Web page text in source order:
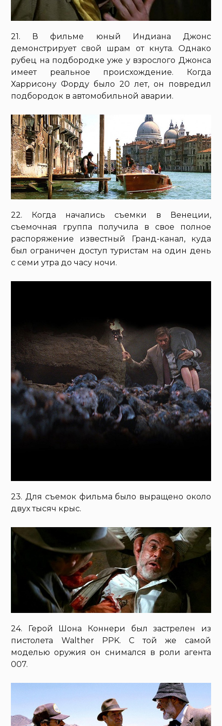
21. В фильме юный Индиана Джонс
демонстрирует свой шрам от кнута. Однако
рубец на подбородке уже у взрослого Джонса
имеет реальное происхождение. Когда
Харрисону Форду было 20 лет, он повредил
подбородок в автомобильной аварии.
22. Когда начались съемки в Венеции,
съемочная группа получила в свое полное
распоряжение известный Гранд-канал, куда
был ограничен доступ туристам на один день
с семи утра до часу ночи.
23. Для съемок фильма было выращено около
двух тысяч крыс.
24. Герой Шона Коннери был застрелен из
пистолета Walther PPK. С той же самой
моделью оружия он снимался в роли агента
007.